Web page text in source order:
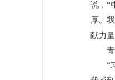
说，“
厚。
献力
“